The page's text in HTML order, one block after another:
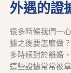
外遇的證
很多時候我們一
據之後要怎麼做
多時候對於離婚
這些證據常常被